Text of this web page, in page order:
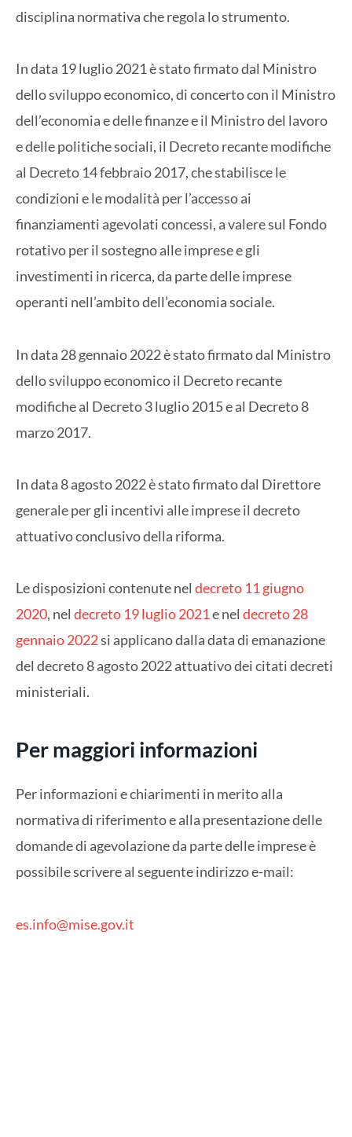
disciplina normativa che regola lo strumento.
In data 19 luglio 2021 è stato firmato dal Ministro
dello sviluppo economico, di concerto con il Ministro
dell’economia e delle finanze e il Ministro del lavoro
e delle politiche sociali, il Decreto recante modifiche
al Decreto 14 febbraio 2017, che stabilisce le
condizioni e le modalità per l’accesso ai
finanziamenti agevolati concessi, a valere sul Fondo
rotativo per il sostegno alle imprese e gli
investimenti in ricerca, da parte delle imprese
operanti nell’ambito dell’economia sociale.
In data 28 gennaio 2022 è stato firmato dal Ministro
dello sviluppo economico il Decreto recante
modifiche al Decreto 3 luglio 2015 e al Decreto 8
marzo 2017.
In data 8 agosto 2022 è stato firmato dal Direttore
generale per gli incentivi alle imprese il decreto
attuativo conclusivo della riforma.
Le disposizioni contenute nel decreto 11 giugno
2020, nel decreto 19 luglio 2021e nel decreto 28
gennaio 2022si applicano dalla data di emanazione
del decreto 8 agosto 2022 attuativo dei citati decreti
ministeriali.
Per maggiori informazioni
Per informazioni e chiarimenti in merito alla
normativa di riferimento e alla presentazione delle
domande di agevolazione da parte delle imprese è
possibile scrivere al seguente indirizzo e-mail:
es.info@mise.gov.it